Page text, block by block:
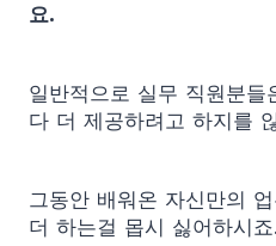
요.
일반적으로 실무 직원분
다 더 제공하려고 하지를
그동안 배워온 자신만의
더 하는걸 몹시 싫어하시죠.